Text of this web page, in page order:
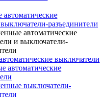
разъединители
автоматические
и выключатели-
выключатели
автоматические
выключатели-